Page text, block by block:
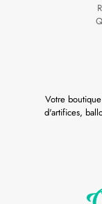
Votre
d'artifices,